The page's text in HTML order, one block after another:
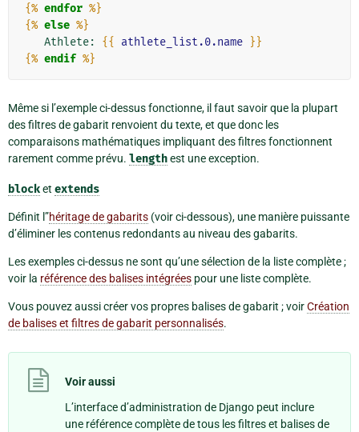
{% endfor %}
{% else %}
   Athlete:
{{ athlete_list.0.name }}
{% endif %}
Même si l’exemple ci-dessus fonctionne, il faut savoir que la plupart
des filtres de gabarit renvoient du texte, et que donc les
comparaisons mathématiques impliquant des filtres fonctionnent
rarement comme prévu. lengthest une exception.
blocket extends
Définit l”héritage de gabarits (voir ci-dessous), une manière puissante
d’éliminer les contenus redondants au niveau des gabarits.
Les exemples ci-dessus ne sont qu’une sélection de la liste complète ;
voir la référence des balises intégrées pour une liste complète.
Vous pouvez aussi créer vos propres balises de gabarit ; voirCréation
de balises et filtres de gabarit personnalisés.
Voir aussi
L’interface d’administration de Django peut inclure
une référence complète de tous les filtres et balises de